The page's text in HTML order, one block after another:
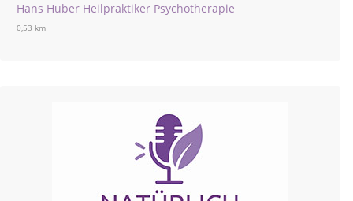
Hans Huber Heilpraktiker Psychotherapie
0,53 km